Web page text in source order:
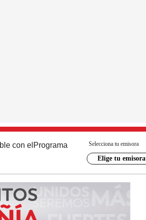
con el Programa Selecciona tu emisora
Elige tu emisora